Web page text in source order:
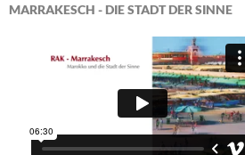
MARRAKESCH - DIE STADT DER SINNE